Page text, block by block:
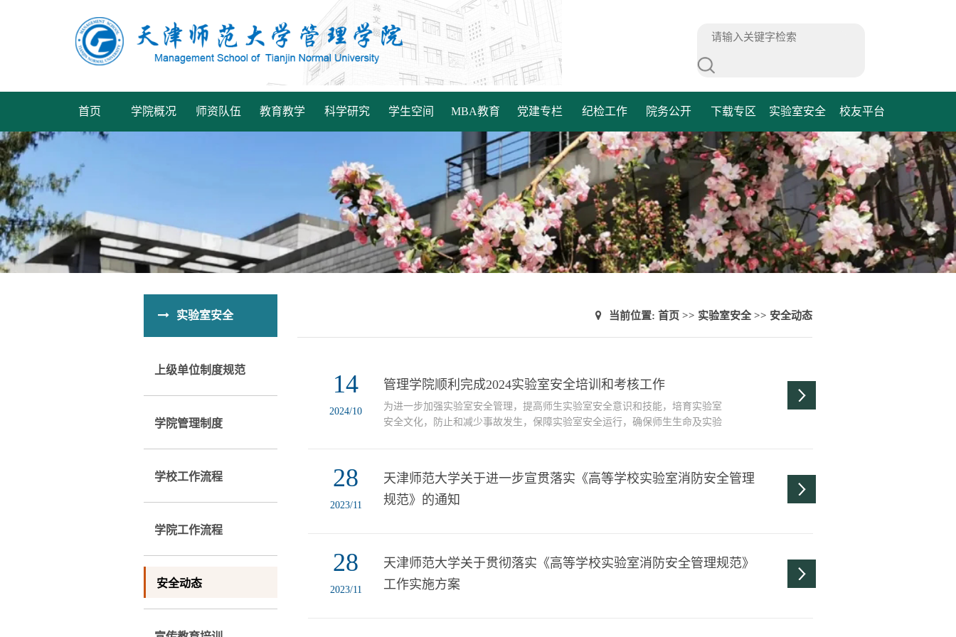
首页 学院概况 师资队伍 教育教学 科学研究 学生空间 MBA教育 党建专栏 纪检工作 院务公开 下载专区 实验室安全 校友平台
实验室安全
上级单位制度规范
学院管理制度
学校工作流程
学院工作流程
安全动态
当前位置:首页 >> 实验室安全>> 安全动态
14
2024/10
管理学院顺利完成2024实验室安全培训和考核工作
为进一步加强实验室安全管理，提高师生实验室安全意识和技能，培育实验室
安全文化，防止和减少事故发生，保障实验室安全运行，确保师生生命及实验
师范大学实验室安全教育与考试系统”，严格落实实验室安全准入制度，对2024
级本科新生、2024级研究生新生、新入职教师进行了实验室...
28
2023/11
天津师范大学关于进一步宣贯落实《高等学校实验室消防安全管理
规范》的通知
28
2023/11
天津师范大学关于贯彻落实《高等学校实验室消防安全管理规范》
工作实施方案